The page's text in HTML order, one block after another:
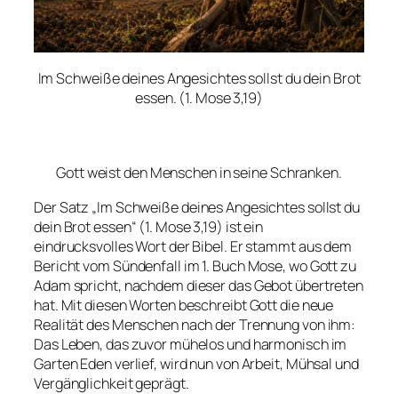
Im Schweiße deines Angesichtes sollst du dein Brot
essen. (1. Mose 3,19)
Gott weist den Menschen in seine Schranken.
Der Satz „Im Schweiße deines Angesichtes sollst du
dein Brot essen“ (1. Mose 3,19) ist ein
eindrucksvolles Wort der Bibel. Er stammt aus dem
Bericht vom Sündenfall im 1. Buch Mose, wo Gott zu
Adam spricht, nachdem dieser das Gebot übertreten
hat. Mit diesen Worten beschreibt Gott die neue
Realität des Menschen nach der Trennung von ihm:
Das Leben, das zuvor mühelos und harmonisch im
Garten Eden verlief, wird nun von Arbeit, Mühsal und
Vergänglichkeit geprägt.